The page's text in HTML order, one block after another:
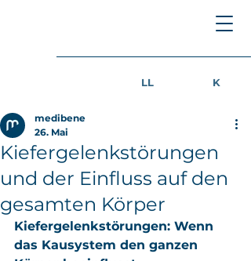
K
LL
Kiefergelenkstörungen
und der Einfluss auf den
gesamten Körper
medibene
26. Mai
Kiefergelenkstörungen: Wenn
das Kausystem den ganzen